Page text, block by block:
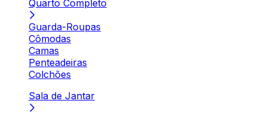
Quarto Completo
Guarda-Roupas
Cômodas
Camas
Penteadeiras
Colchões
Sala de Jantar